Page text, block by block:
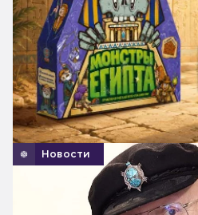
Новости